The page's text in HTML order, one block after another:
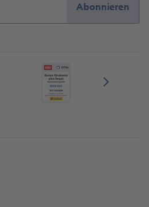
Abonnieren